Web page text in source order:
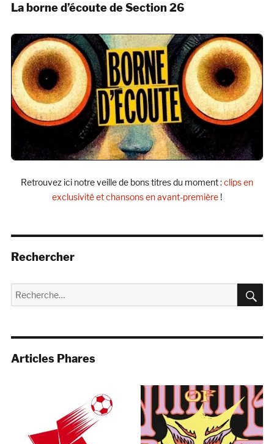
La borne d’écoute de Section 26
Retrouvez ici notre veille de bons titres du moment :clips en
exclusivité et chansons en avant-première !
Rechercher
Recherche
pour :
Articles Phares